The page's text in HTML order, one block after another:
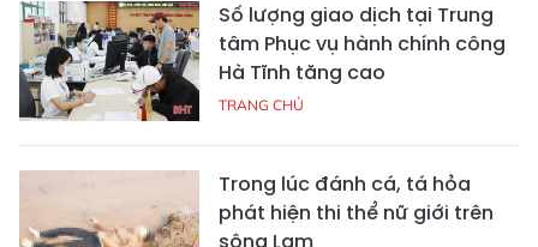
Số lượng giao dịch tại Trung
tâm Phục vụ hành chính công
Hà Tĩnh tăng cao
TRANG CHỦ
Trong lúc đánh cá, tá hỏa
phát hiện thi thể nữ giới trên